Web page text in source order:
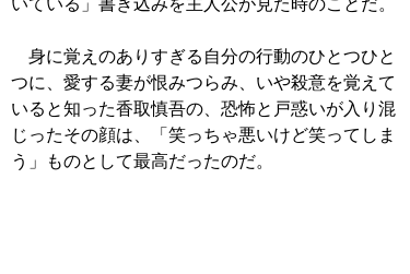
身に覚えのありすぎる自分の行動のひとつひと
つに、愛する妻が恨みつらみ、いや殺意を覚えて
いると知った香取慎吾の、恐怖と戸惑いが入り混
じったその顔は、「笑っちゃ悪いけど笑ってしま
う」ものとして最高だったのだ。